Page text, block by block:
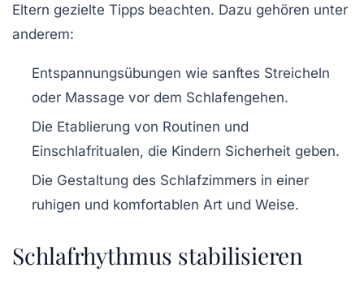
Eltern gezielte Tipps beachten. Dazu gehören unter
anderem:
Entspannungsübungen wie sanftes Streicheln
oder Massage vor dem Schlafengehen.
Die Etablierung von Routinen und
Einschlafritualen, die Kindern Sicherheit geben.
Die Gestaltung des Schlafzimmers in einer
ruhigen und komfortablen Art und Weise.
Schlafrhythmus stabilisieren